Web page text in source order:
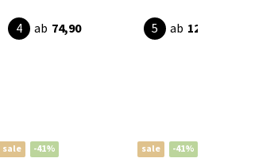
ab 74,90 ab 129,90
sale -41% sale -41%